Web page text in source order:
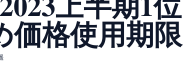
価格使用期限